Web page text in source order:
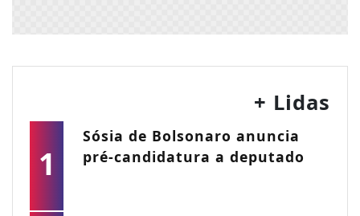
+ Lidas
1
Sósia de Bolsonaro anuncia
pré-candidatura a deputado